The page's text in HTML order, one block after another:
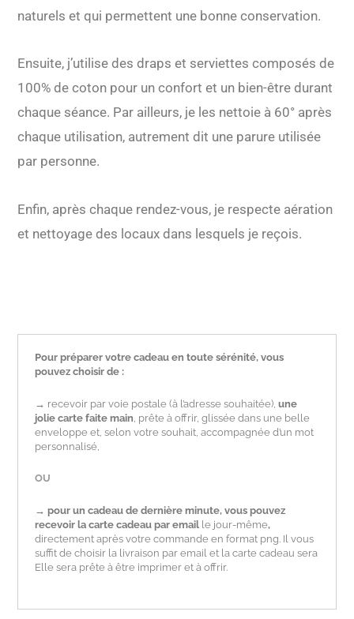
naturels et qui permettent une bonne conservation.
Ensuite, j’utilise des draps et serviettes composés de
100% de coton pour un confort et un bien-être durant
chaque séance. Par ailleurs, je les nettoie à 60° après
chaque utilisation, autrement dit une parure utilisée
par personne.
Enfin, après chaque rendez-vous, je respecte aération
et nettoyage des locaux dans lesquels je reçois.
Pour préparer votre cadeau en toute sérénité, vous
pouvez choisir de :
→ recevoir par voie postale (à l’adresse souhaitée), une
jolie carte faite main , prête à offrir, glissée dans une belle
enveloppe et, selon votre souhait, accompagnée d’un mot
personnalisé,
OU
→ pour un cadeau de dernière minute, vous pouvez
recevoir la carte cadeau par emaille jour-même,
directement après votre commande en format png. Il vous
suffit de choisir la livraison par email et la carte cadeau sera
Elle sera prête à être imprimer et à offrir.